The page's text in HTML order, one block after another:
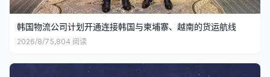
韩国物流公司计划开通连接韩国与柬埔寨、越南的货运航线
2026/8/75,804 阅读